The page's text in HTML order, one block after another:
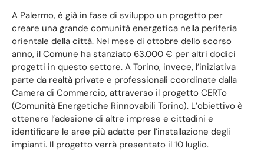
A Palermo, è già in fase di sviluppo un progetto per
creare una grande comunità energetica nella periferia
orientale della città. Nel mese di ottobre dello scorso
anno, il Comune ha stanziato 63.000 € per altri dodici
progetti in questo settore. A Torino, invece, l’iniziativa
parte da realtà private e professionali coordinate dalla
Camera di Commercio, attraverso il progetto CERTo
(Comunità Energetiche Rinnovabili Torino). L’obiettivo è
ottenere l’adesione di altre imprese e cittadini e
identificare le aree più adatte per l’installazione degli
impianti. Il progetto verrà presentato il 10 luglio.